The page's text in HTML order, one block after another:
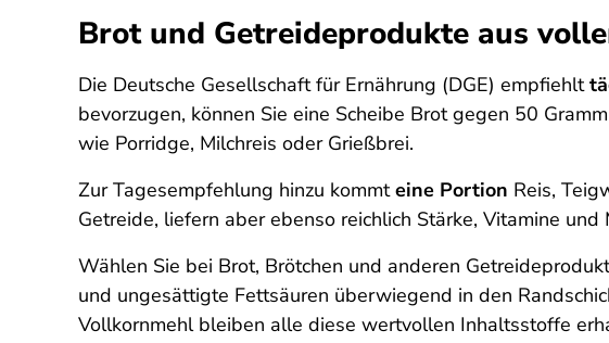
Brot und Getreideprodukte aus
Die Deutsche Gesellschaft für Ernährung (DGE) empfiehlt
bevorzugen, können Sie eine Scheibe Brot gegen 50
wie Porridge, Milchreis oder Grießbrei.
Zur Tagesempfehlung hinzu kommteine Portion Reis,
Getreide, liefern aber ebenso reichlich Stärke, Vitamine und
Wählen Sie bei Brot, Brötchen und anderen
und ungesättigte Fettsäuren überwiegend in den
Vollkornmehl bleiben alle diese wertvollen Inhaltsstoffe